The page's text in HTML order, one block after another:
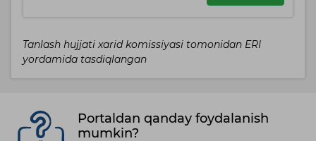
Tanlash hujjati xarid komissiyasi tomonidan ERI
yordamida tasdiqlangan
Portaldan qanday foydalanish
mumkin?